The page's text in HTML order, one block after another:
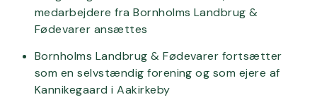
medarbejdere fra Bornholms Landbrug &
Fødevarer ansættes
Bornholms Landbrug & Fødevarer fortsætter
som en selvstændig forening og som ejere af
Kannikegaard i Aakirkeby